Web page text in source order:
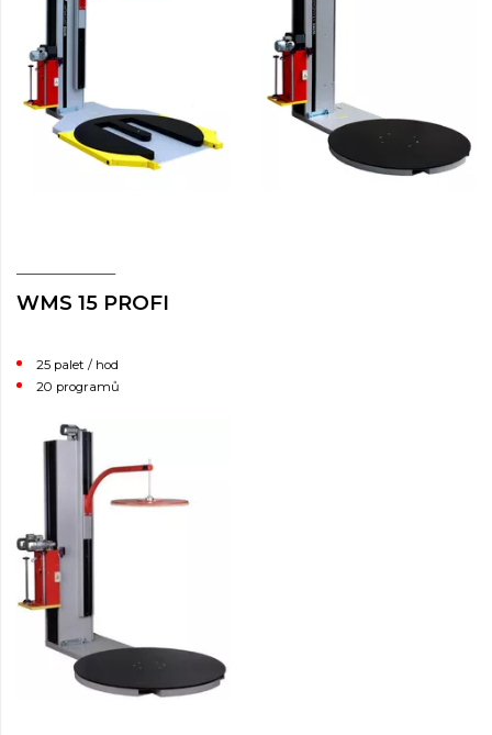
WMS 15 PROFI
25 palet / hod
20 programů